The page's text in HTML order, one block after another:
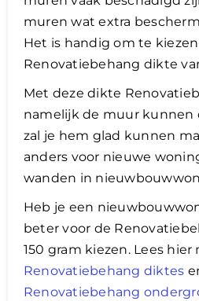
muren wat extra
Het is handig om te
Renovatiebehang dikte
Met deze dikte
namelijk de muur kunnen
zal je hem glad kunnen
anders voor nieuwe
wanden in
Heb je een
beter voor de
150 gram kiezen. Lees hier
Renovatiebehang diktes
Renovatiebehang